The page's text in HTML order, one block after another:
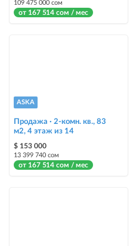
109 475 000 сом
от 167 514 сом / мес
ASKA
Продажа · 2-комн. кв., 83
м2, 4 этаж из 14
$ 153 000
13 399 740 сом
от 167 514 сом / мес